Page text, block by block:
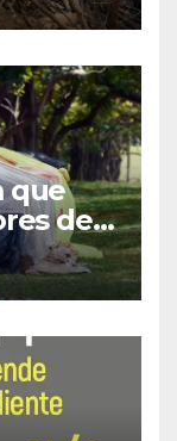
que
de